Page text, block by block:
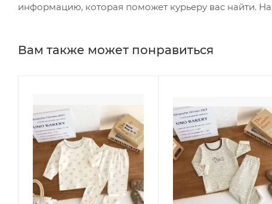
информацию, которая поможет курьеру вас найти.
Вам также может понравиться